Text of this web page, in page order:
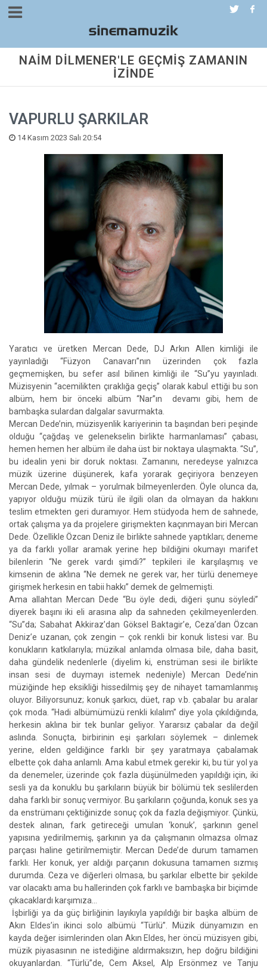
NAİM DİLMENER'LE GEÇMİŞ ZAMANIN
İZİNDE
VAPURLU ŞARKILAR
14 Kasım 2023 Salı 20:54
Yaratıcı ve üretken Mercan Dede, DJ Arkın Allen kimliği ile
yayınladığı “Füzyon Canavarı”nın üzerinden çok fazla
geçmemişken, bu sefer asıl bilinen kimliği ile “Su”yu yayınladı.
Müzisyenin “acemilikten çıraklığa geçiş” olarak kabul ettiği bu son
albüm, hem bir önceki albüm “Nar”ın devamı gibi, hem de
bambaşka sulardan dalgalar savurmakta.
Mercan Dede’nin, müzisyenlik kariyerinin ta başından beri peşinde
olduğu “çağdaş ve gelenekselin birlikte harmanlaması” çabası,
hemen hemen her albüm ile daha üst bir noktaya ulaşmakta. “Su”,
bu idealin yeni bir doruk noktası. Zamanını, neredeyse yalnızca
müzik üzerine düşünerek, kafa yorarak geçiriyora benzeyen
Mercan Dede, yılmak – yorulmak bilmeyenlerden. Öyle olunca da,
yapıyor olduğu müzik türü ile ilgili olan da olmayan da hakkını
teslim etmekten geri duramıyor. Hem stüdyoda hem de sahnede,
ortak çalışma ya da projelere girişmekten kaçınmayan biri Mercan
Dede. Özellikle Özcan Deniz ile birlikte sahnede yaptıkları; deneme
ya da farklı yollar aramak yerine hep bildiğini okumayı marifet
bilenlerin “Ne gerek vardı şimdi?” tepkileri ile karşılaşmış ve
kimsenin de aklına “Ne demek ne gerek var, her türlü denemeye
girişmek herkesin en tabii hakkı” demek de gelmemişti.
Ama allahtan Mercan Dede “Bu öyle dedi, diğeri şunu söyledi”
diyerek başını iki eli arasına alıp da sahneden çekilmeyenlerden.
“Su”da; Sabahat Akkiraz’dan Göksel Baktagir’e, Ceza’dan Özcan
Deniz’e uzanan, çok zengin – çok renkli bir konuk listesi var. Bu
konukların katkılarıyla; müzikal anlamda olmasa bile, daha basit,
daha gündelik nedenlerle (diyelim ki, enstrüman sesi ile birlikte
insan sesi de duymayı istemek nedeniyle) Mercan Dede’nin
müziğinde hep eksikliği hissedilmiş şey de nihayet tamamlanmış
oluyor. Biliyorsunuz; konuk şarkıcı, düet, rap v.b. çabalar bu aralar
çok moda. “Hadi albümümüzü renkli kılalım” diye yola çıkıldığında,
herkesin aklına bir tek bunlar geliyor. Yararsız çabalar da değil
aslında. Sonuçta, birbirinin eşi şarkıları söylemek – dinlemek
yerine, elden geldiğince farklı bir şey yaratmaya çabalamak
elbette çok daha anlamlı. Ama kabul etmek gerekir ki, bu tür yol ya
da denemeler, üzerinde çok fazla düşünülmeden yapıldığı için, iki
sesli ya da konuklu bu şarkıların büyük bir bölümü tek seslilerden
daha farklı bir sonuç vermiyor. Bu şarkıların çoğunda, konuk ses ya
da enstrümanı çektiğinizde sonuç çok da fazla değişmiyor. Çünkü,
destek alınan, fark getireceği umulan ‘konuk’, şarkının genel
yapısına yedirilmemiş, şarkının ya da çalışmanın olmazsa olmaz
parçası haline getirilmemiştir. Mercan Dede’de durum tamamen
farklı. Her konuk, yer aldığı parçanın dokusuna tamamen sızmış
durumda. Ceza ve diğerleri olmasa, bu şarkılar elbette bir şekilde
var olacaktı ama bu hallerinden çok farklı ve bambaşka bir biçimde
çıkacaklardı karşımıza…
İşbirliği ya da güç birliğinin layıkıyla yapıldığı bir başka albüm de
Akın Eldes’in ikinci solo albümü “Türlü”. Müzik dünyamızın en
kayda değer isimlerinden olan Akın Eldes, her öncü müzisyen gibi,
müzik piyasasının ne istediğine aldırmaksızın, hep doğru bildiğini
okuyanlardan. “Türlü”de, Cem Aksel, Alp Ersönmez ve Tanju